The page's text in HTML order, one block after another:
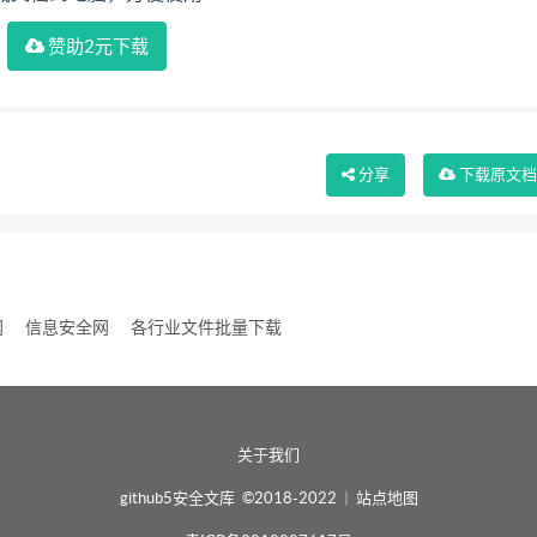
赞助2元下载
下载原文档
分享
信息安全网 各行业文件批量下载
关于我们
github5安全文库 ©2018-2022 站点地图